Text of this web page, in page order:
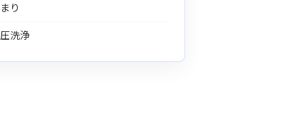
り
洗浄